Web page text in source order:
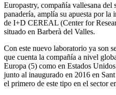
Europastry, compañía vallesana del
panadería, amplía su apuesta por
de I+D CEREAL (Center for
situado en Barberà del Valles.
Con este nuevo laboratorio ya son
que cuenta la compañía a nivel
Europa (5) como en Estados
junto al inaugurado en 2016 en
el primero de este tipo en el sector